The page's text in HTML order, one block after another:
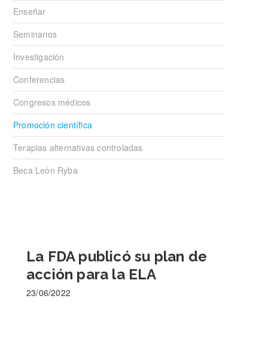
Enseñar
Seminarios
Investigación
Conferencias
Congresos médicos
Promoción científica
Terapias alternativas controladas
Beca León Ryba
La FDA publicó su plan de
acción para la ELA
23/06/2022